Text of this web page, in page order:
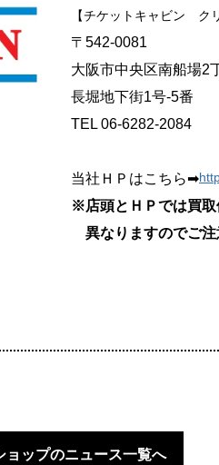
【チケットキャビン ク
〒542-0081
大阪市中央区南船場2
長堀地下街1号-5番
TEL 06-6282-2084
当社ＨＰはこちら➡
※店頭とＨＰでは買取
異なりますのでご注
ョップのニュース一覧へ